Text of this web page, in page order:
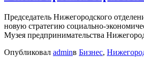
Председатель Нижегородского
новую стратегию социально-
Музея предпринимательства
Опубликовал adminв Бизнес,